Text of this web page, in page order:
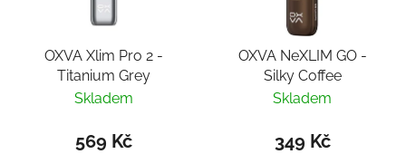
OXVA Xlim Pro 2 -
Titanium Grey
Skladem
569 Kč
OXVA NeXLIM GO -
Silky Coffee
Skladem
349 Kč